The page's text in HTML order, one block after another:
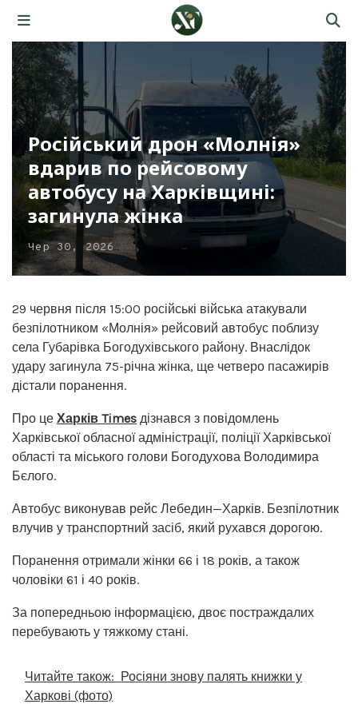
Російський дрон «Молнія»
вдарив по рейсовому
автобусу на Харківщині:
загинула жінка
Чер 30, 2026
29 червня після 15:00 російські війська атакували
безпілотником «Молнія» рейсовий автобус поблизу
села Губарівка Богодухівського району. Внаслідок
удару загинула 75-річна жінка, ще четверо пасажирів
дістали поранення.
Про це Харків Times дізнався з повідомлень
Харківської обласної адміністрації, поліції Харківської
області та міського голови Богодухова Володимира
Бєлого.
Автобус виконував рейс Лебедин—Харків. Безпілотник
влучив у транспортний засіб, який рухався дорогою.
Поранення отримали жінки 66 і 18 років, а також
чоловіки 61 і 40 років.
За попередньою інформацією, двоє постраждалих
перебувають у тяжкому стані.
Читайте також: Росіяни знову палять книжки у
Харкові (фото)